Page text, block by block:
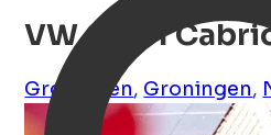
VW Golf 1
Groningen, Groningen,